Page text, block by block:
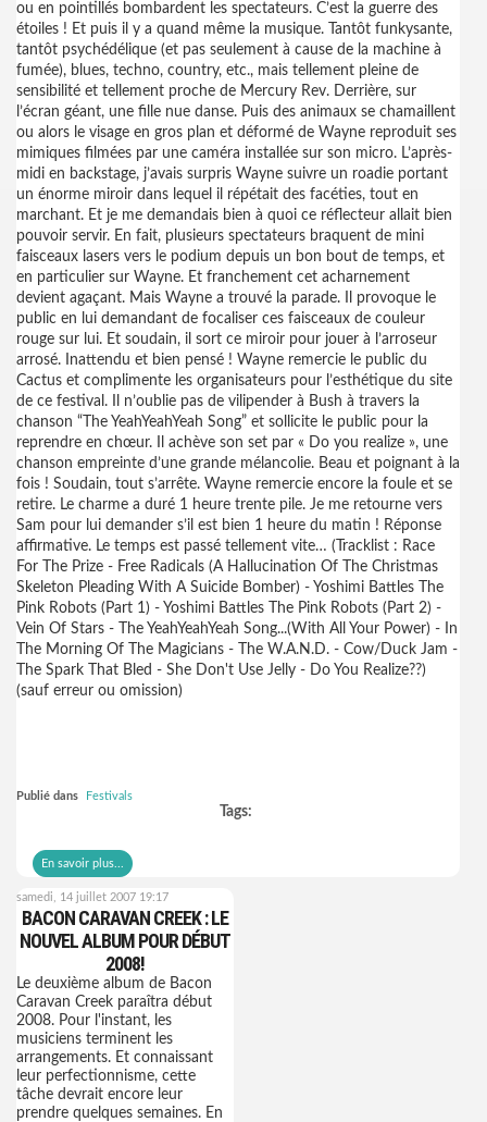
ou en pointillés bombardent les spectateurs. C’est la guerre des
étoiles ! Et puis il y a quand même la musique. Tantôt funkysante,
tantôt psychédélique (et pas seulement à cause de la machine à
fumée), blues, techno, country, etc., mais tellement pleine de
sensibilité et tellement proche de Mercury Rev. Derrière, sur
l’écran géant, une fille nue danse. Puis des animaux se chamaillent
ou alors le visage en gros plan et déformé de Wayne reproduit ses
mimiques filmées par une caméra installée sur son micro. L’après-
midi en backstage, j’avais surpris Wayne suivre un roadie portant
un énorme miroir dans lequel il répétait des facéties, tout en
marchant. Et je me demandais bien à quoi ce réflecteur allait bien
pouvoir servir. En fait, plusieurs spectateurs braquent de mini
faisceaux lasers vers le podium depuis un bon bout de temps, et
en particulier sur Wayne. Et franchement cet acharnement
devient agaçant. Mais Wayne a trouvé la parade. Il provoque le
public en lui demandant de focaliser ces faisceaux de couleur
rouge sur lui. Et soudain, il sort ce miroir pour jouer à l’arroseur
arrosé. Inattendu et bien pensé ! Wayne remercie le public du
Cactus et complimente les organisateurs pour l’esthétique du site
de ce festival. Il n’oublie pas de vilipender à Bush à travers la
chanson “The YeahYeahYeah Song” et sollicite le public pour la
reprendre en chœur. Il achève son set par « Do you realize », une
chanson empreinte d’une grande mélancolie. Beau et poignant à la
fois ! Soudain, tout s’arrête. Wayne remercie encore la foule et se
retire. Le charme a duré 1 heure trente pile. Je me retourne vers
Sam pour lui demander s’il est bien 1 heure du matin ! Réponse
affirmative. Le temps est passé tellement vite… (Tracklist : Race
For The Prize - Free Radicals (A Hallucination Of The Christmas
Skeleton Pleading With A Suicide Bomber) - Yoshimi Battles The
Pink Robots (Part 1) - Yoshimi Battles The Pink Robots (Part 2) -
Vein Of Stars - The YeahYeahYeah Song...(With All Your Power) - In
The Morning Of The Magicians - The W.A.N.D. - Cow/Duck Jam -
The Spark That Bled - She Don't Use Jelly - Do You Realize??)
(sauf erreur ou omission)
Publié dans Festivals
Tags:
En savoir plus...
samedi, 14 juillet 2007 19:17
BACON CARAVAN CREEK : LE
NOUVEL ALBUM POUR DÉBUT
2008!
Le deuxième album de Bacon
Caravan Creek paraîtra début
2008. Pour l'instant, les
musiciens terminent les
arrangements. Et connaissant
leur perfectionnisme, cette
tâche devrait encore leur
prendre quelques semaines. En